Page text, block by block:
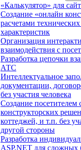
«Калькулятор» для
Создание «онлайн
расчетами
характеристик
Организация
взаимодействия с
Разработка цепочки
АТС
Интеллектуальное
документации,
без участия человека
Создание посетителем
конструкторских
коттеджей, и т.п. без
другой стороны
Разработка
ASP.NET для сложных